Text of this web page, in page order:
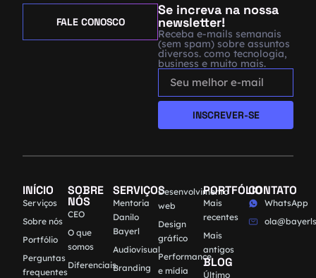
Se increva na nossa
newsletter!
Receba e-mails semanais
(sem spam) sobre assuntos
diversos. como tecnologia,
business e muito mais.
INSCREVER-SE
FALE CONOSCO
INÍCIO
Serviços
Sobre nós
Portfólio
Perguntas
frequentes
SOBRE
NÓS
CEO
O que
somos
Diferenciais
SERVIÇOS
Mentoria
Danilo
Bayerl
Audiovisual
Branding
Desenvolvimento
web
Design
gráfico
Performance
e mídia
PORTFÓLIO
Mais
recentes
Mais
antigos
BLOG
Último
CONTATO
WhatsApp